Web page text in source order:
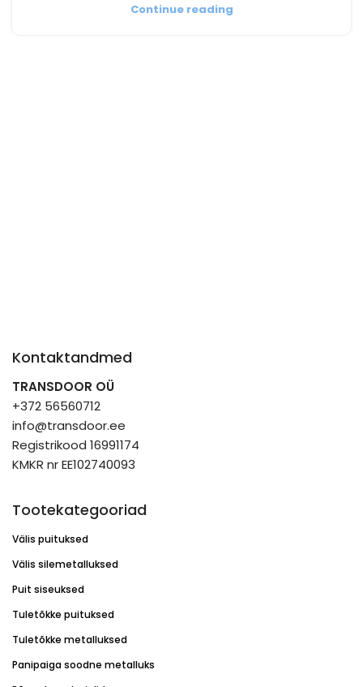
Continue reading
Kontaktandmed
TRANSDOOR OÜ
+372 56560712
info@transdoor.ee
Registrikood 16991174
KMKR nr EE102740093
Tootekategooriad
Välis puituksed
Välis silemetalluksed
Puit siseuksed
Tuletõkke puituksed
Tuletõkke metalluksed
Panipaiga soodne metalluks